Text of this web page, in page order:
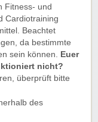
Fitness- und
Cardiotraining
Beachtet
da bestimmte
sein können. Euer
nicht?
überprüft bitte
des